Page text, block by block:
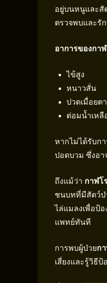
อยู่บนหนูและสั
ตรวจพบและรั
อาการของกา
ไข้สูง
หนาวสั่น
ปวดเมื่อยต
ต่อมน้ำเหลื
หากไม่ได้รับก
ปอดบวม ซึ่งอา
ถึงแม้ว่า กาฬโ
ชนบทที่มีสัตว์ป่
ไล่แมลงเพื่อป้
แพทย์ทันที
การพบผู้ป่วยก
เสี่ยงและรู้วิธีป้